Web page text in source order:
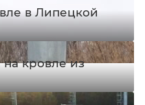
в Липецкой
кровле из